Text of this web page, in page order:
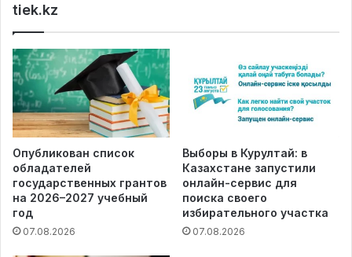
tiek.kz
Опубликован список
обладателей
государственных грантов
на 2026–2027 учебный
год
07.08.2026
Выборы в Курултай: в
Казахстане запустили
онлайн-сервис для
поиска своего
избирательного участка
07.08.2026